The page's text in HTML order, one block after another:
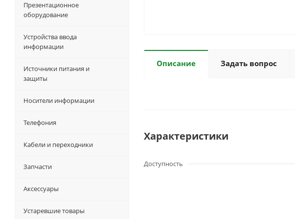
Описание Задать вопрос
Характеристики
Доступность
Презентационное
оборудование
Устройства ввода
информации
Источники питания и
защиты
Носители информации
Телефония
Кабели и переходники
Запчасти
Аксессуары
Устаревшие товары